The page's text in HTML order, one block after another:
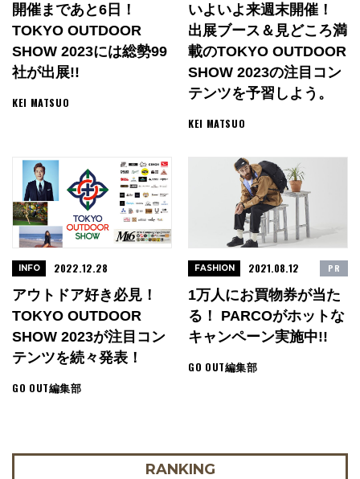
開催まであと6日！
TOKYO OUTDOOR
SHOW 2023には総勢99
社が出展!!
KEI MATSUO
いよいよ来週末開催！
出展ブース＆見どころ満
載のTOKYO OUTDOOR
SHOW 2023の注目コン
テンツを予習しよう。
KEI MATSUO
アウトドア好き必見！
TOKYO OUTDOOR
SHOW 2023が注目コン
テンツを続々発表！
GO OUT編集部
INFO 2022.12.28
1万人にお買物券が当た
る！ PARCOがホットな
キャンペーン実施中!!
GO OUT編集部
FASHION 2021.08.12 PR
RANKING